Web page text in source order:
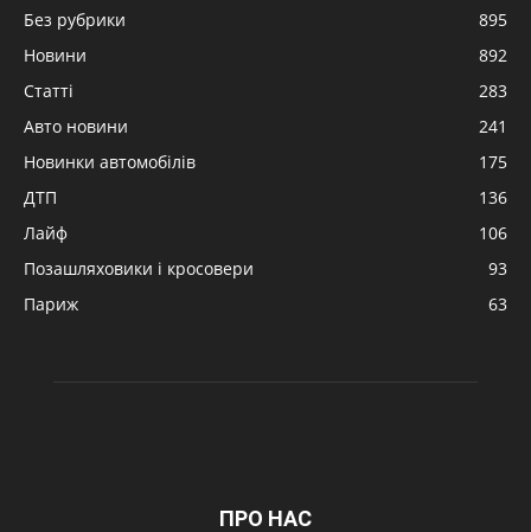
Без рубрики
895
Новини
892
Статті
283
Авто новини
241
Новинки автомобілів
175
ДТП
136
Лайф
106
Позашляховики і кросовери
93
Париж
63
ПРО НАС